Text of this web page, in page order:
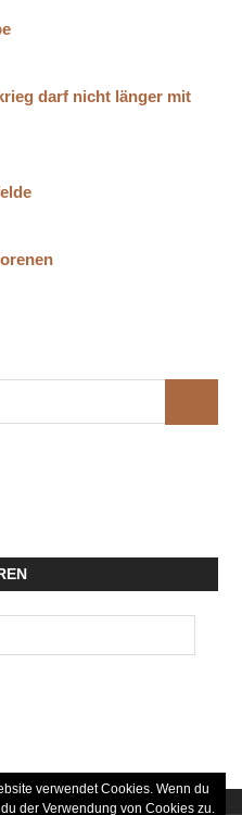
darf nicht länger mit
verwendet Cookies. Wenn du
der Verwendung von Cookies zu.